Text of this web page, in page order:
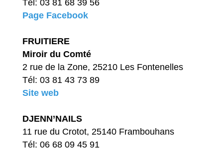
Tél: 03 81 68 39 56
Page Facebook
FRUITIERE
Miroir du Comté
2 rue de la Zone, 25210 Les Fontenelles
Tél: 03 81 43 73 89
Site web
DJENN’NAILS
11 rue du Crotot, 25140 Frambouhans
Tél: 06 68 09 45 91